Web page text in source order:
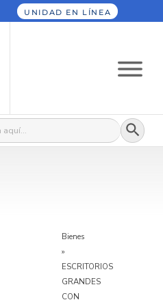
UNIDAD EN LÍNEA
Botón
Bienes
»
ESCRITORIOS
GRANDES
CON